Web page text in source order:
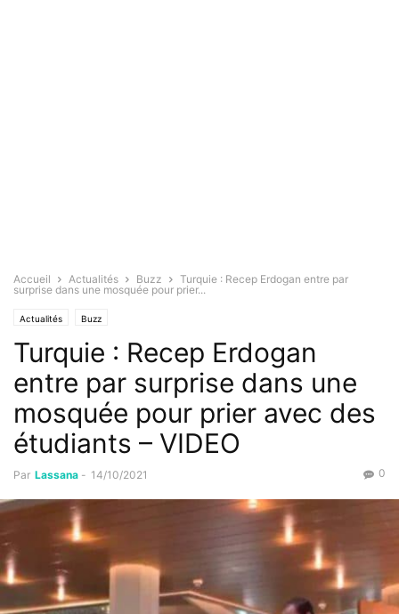
Accueil Actualités Buzz
Turquie : Recep Erdogan entre par
surprise dans une mosquée pour prier...
Actualités Buzz
Turquie : Recep Erdogan
entre par surprise dans une
mosquée pour prier avec des
étudiants – VIDEO
Par Lassana - 14/10/2021 0